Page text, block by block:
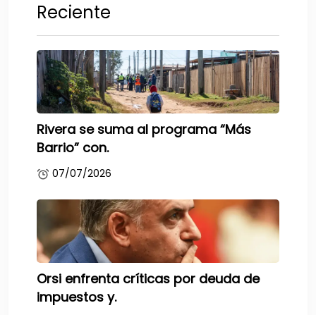
Reciente
Rivera se suma al programa “Más
Barrio” con.
07/07/2026
Orsi enfrenta críticas por deuda de
impuestos y.